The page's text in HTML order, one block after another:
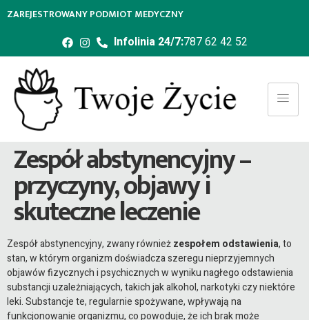
ZAREJESTROWANY PODMIOT MEDYCZNY
Infolinia 24/7:787 62 42 52
Zespół abstynencyjny –
przyczyny, objawy i
skuteczne leczenie
Zespół abstynencyjny, zwany równieżzespołem odstawienia, to
stan, w którym organizm doświadcza szeregu nieprzyjemnych
objawów fizycznych i psychicznych w wyniku nagłego odstawienia
substancji uzależniających, takich jak alkohol, narkotyki czy niektóre
leki. Substancje te, regularnie spożywane, wpływają na
funkcjonowanie organizmu, co powoduje, że ich brak może